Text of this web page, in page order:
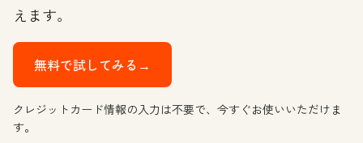
えます。
無料で試してみる→
クレジットカード情報の入力は不要で、今すぐお使いいただけま
す。